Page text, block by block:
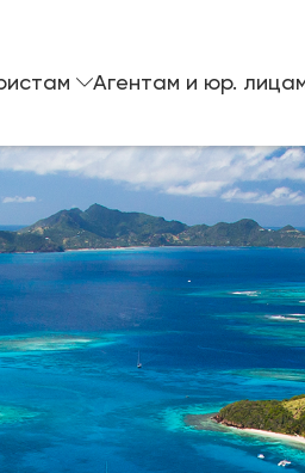
Агентам и юр.